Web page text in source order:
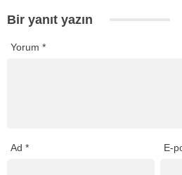
Bir yanıt yazın
Yorum *
Ad * E-